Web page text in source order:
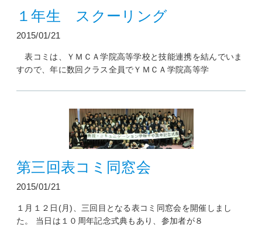
１年生 スクーリング
2015/01/21
表コミは、ＹＭＣＡ学院高等学校と技能連携を結んでいま
すので、年に数回クラス全員でＹＭＣＡ学院高等学
第三回表コミ同窓会
2015/01/21
１月１２日(月)、三回目となる表コミ同窓会を開催しまし
た。 当日は１０周年記念式典もあり、参加者が８